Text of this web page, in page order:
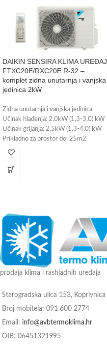
DAIKIN SENSIRA KLIMA UREĐAJ
FTXC20E/RXC20E R-32 –
komplet zidna unutarnja i vanjska
jedinica 2kW
Zidna unutarnja i vanjska jedinica
Učinak hlađenja: 2,0kW (1,3-3,0) kW
Učinak grijanja: 2,5kW (1,3-4,0) kW
Prikladno za prostor do: 25m2
Energetska klasa: A++
(plaća se posebno)
prodaja klima i rashladnih uređaja
Starogradska ulica 153, Koprivnica
Broj mobitela: 091 600 2774
Email: info@avbtermoklima.hr
OIB: 06451321995